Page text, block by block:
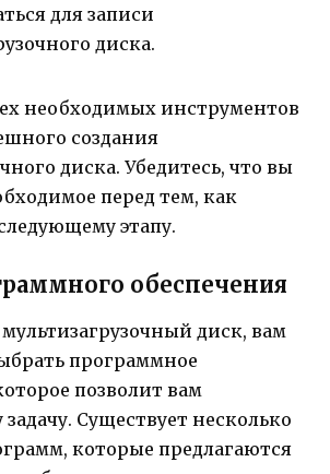
для записи
диска.
необходимых инструментов
создания
диска. Убедитесь, что вы
перед тем, как
этапу.
обеспечения
диск, вам
программное
позволит вам
Существует несколько
которые предлагаются